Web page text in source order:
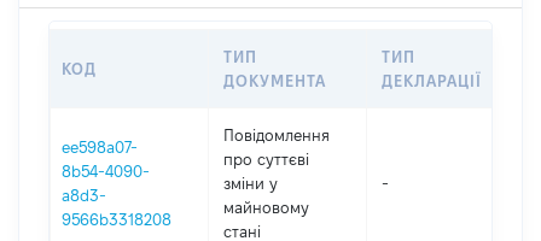
КОД
ТИП
ДОКУМЕНТА
ТИП
ДЕКЛАРАЦІЇ
ee598a07-
8b54-4090-
a8d3-
9566b3318208
Повідомлення
про суттєві
зміни y
майновому
стані
-